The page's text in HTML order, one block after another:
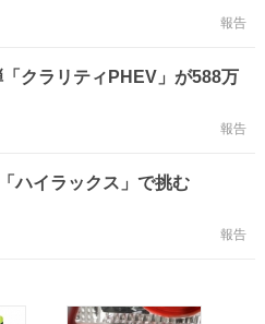
報告
クラリティPHEV」が588万
報告
ハイラックス」で挑む
報告